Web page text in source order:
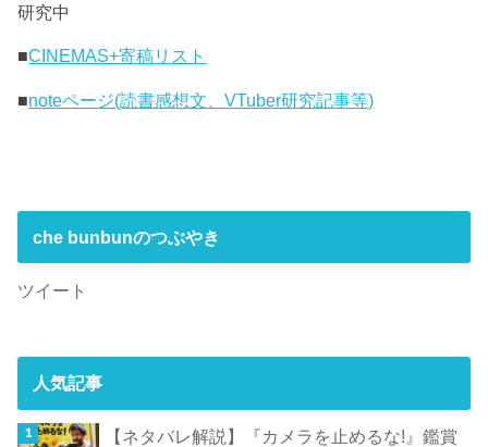
研究中
■CINEMAS+寄稿リスト
■noteページ(読書感想文、VTuber研究記事等)
che bunbunのつぶやき
ツイート
人気記事
【ネタバレ解説】『カメラを止めるな!』鑑賞